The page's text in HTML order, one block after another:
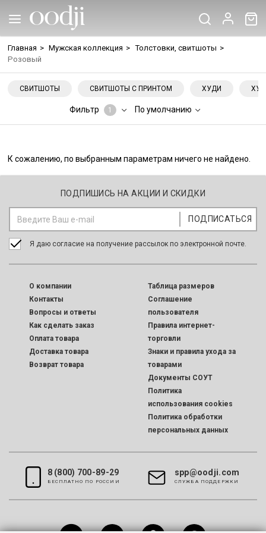
Главная > Мужская коллекция > Толстовки, свитшоты >
Розовый
СВИТШОТЫ СВИТШОТЫ С ПРИНТОМ ХУДИ
Фильтр 1 По умолчанию
К сожалению, по выбранным параметрам ничего не найдено.
ПОДПИШИСЬ НА АКЦИИ И СКИДКИ
Я даю согласие на получение рассылок по электронной почте.
O компании
Контакты
Вопросы и ответы
Как сделать заказ
Оплата товара
Доставка товара
Возврат товара
Таблица размеров
Соглашение
пользователя
Правила интернет-
торговли
Знаки и правила ухода за
товарами
Документы СОУТ
Политика
использования cookies
Политика обработки
персональных данных
8 (800) 700-89-29
БЕСПЛАТНО ПО РОССИИ
spp@oodji.com
CЛУЖБА ПОДДЕРЖКИ